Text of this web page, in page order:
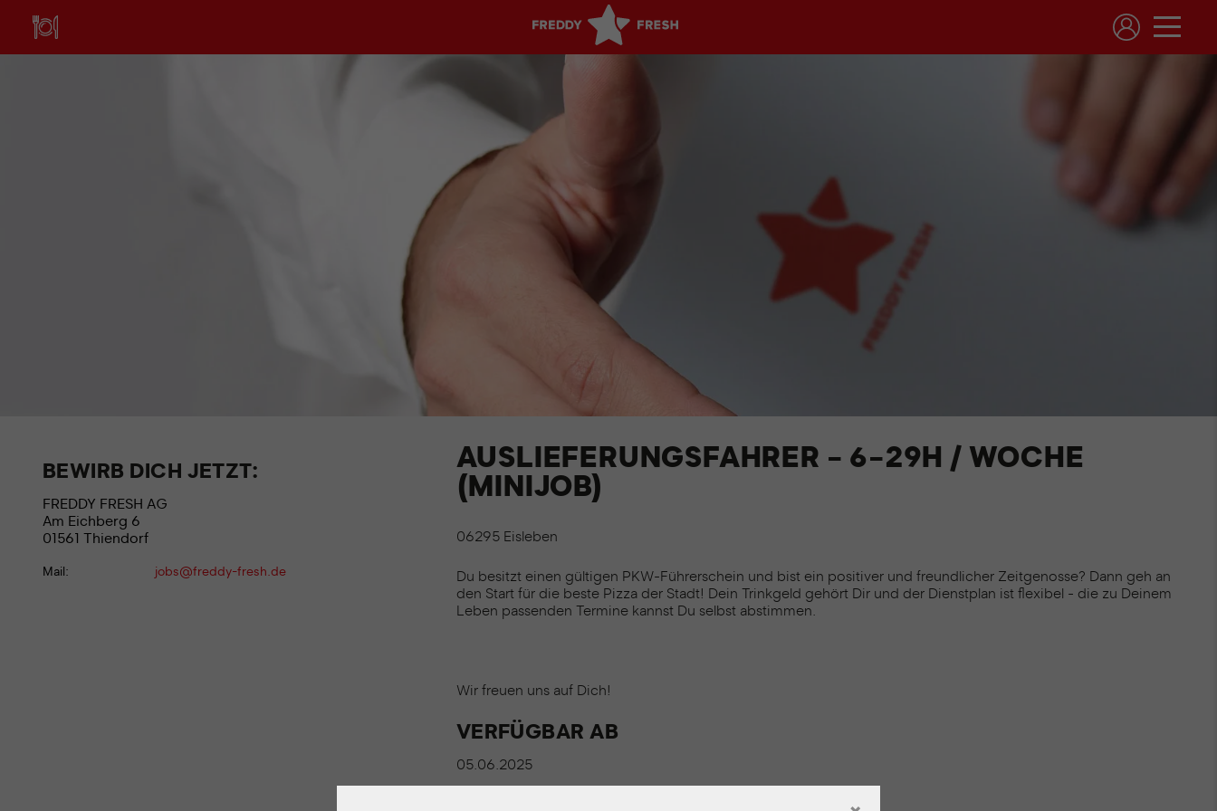
BEWIRB DICH JETZT:
FREDDY FRESH AG
Am Eichberg 6
01561 Thiendorf
Mail: jobs@freddy-fresh.de
AUSLIEFERUNGSFAHRER - 6-29H / WOCHE
(MINIJOB)
06295 Eisleben
Du besitzt einen gültigen PKW-Führerschein und bist ein positiver und freundlicher Zeitgenosse? Dann geh an
den Start für die beste Pizza der Stadt! Dein Trinkgeld gehört Dir und der Dienstplan ist flexibel - die zu Deinem
Leben passenden Termine kannst Du selbst abstimmen.
Wir freuen uns auf Dich!
VERFÜGBAR AB
05.06.2025